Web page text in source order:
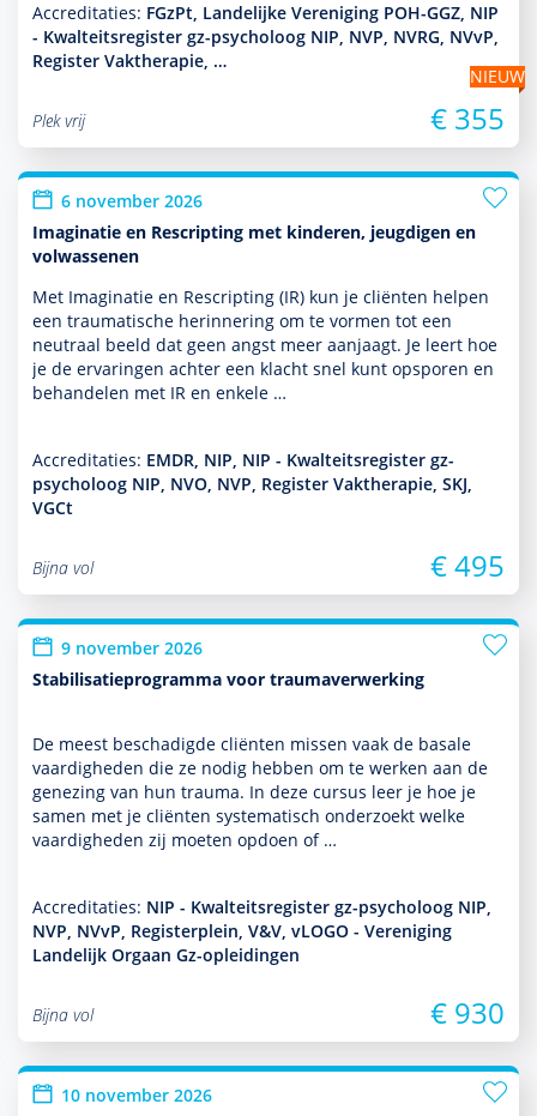
Accreditaties: FGzPt, Landelijke Vereniging POH-GGZ, NIP
- Kwalteitsregister gz-psycholoog NIP, NVP, NVRG, NVvP,
Register Vaktherapie, …
NIEUW
Plek vrij
€ 355
6 november 2026
Imaginatie en Rescripting met kinderen, jeugdigen en
volwassenen
Met Imaginatie en Rescripting (IR) kun je cliënten helpen
een traumatische herinnering om te vormen tot een
neutraal beeld dat geen angst meer aanjaagt. Je leert hoe
je de ervaringen achter een klacht snel kunt opsporen en
behan­delen met IR en enkele …
Accreditaties: EMDR, NIP, NIP - Kwalteitsregister gz-
psycholoog NIP, NVO, NVP, Register Vaktherapie, SKJ,
VGCt
Bijna vol € 495
9 november 2026
Stabilisatieprogramma voor traumaverwerking
De meest beschadigde cliënten missen vaak de basale
vaar­dig­heden die ze nodig hebben om te werken aan de
genezing van hun trauma. In deze cursus leer je hoe je
samen met je cliënten syste­ma­tisch onder­zoekt welke
vaar­dig­heden zij moeten opdoen of …
Accreditaties: NIP - Kwalteitsregister gz-psycholoog NIP,
NVP, NVvP, Registerplein, V&V, vLOGO - Vereniging
Landelijk Orgaan Gz-opleidingen
Bijna vol € 930
10 november 2026